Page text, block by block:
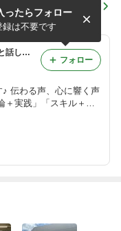
【よつ葉のボイス 新館】福岡の声と話し方コンサルタント藤重知子の日々あれこれ＆お役立ちブログ
伝わる声、心に響く声
実践」「スキル＋マ
えします。
ったらフォロー
録は不要です
フォロー